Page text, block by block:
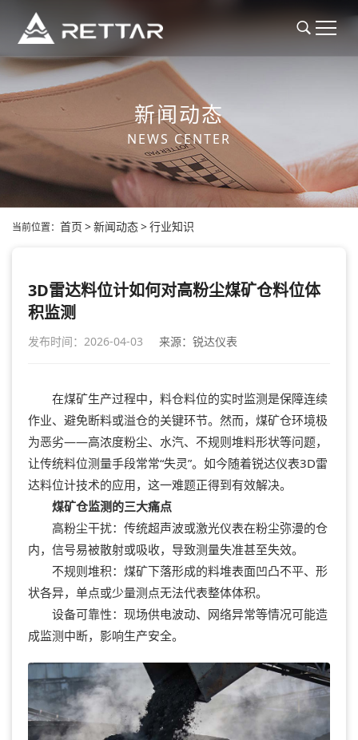
新闻动态
NEWS CENTER
当前位置： 首页 >新闻动态>行业知识
3D雷达料位计如何对高粉尘煤矿仓料位体
积监测
发布时间：2026-04-03 来源：锐达仪表
在煤矿生产过程中，料仓料位的实时监测是保障连续
作业、避免断料或溢仓的关键环节。然而，煤矿仓环境极
为恶劣——高浓度粉尘、水汽、不规则堆料形状等问题，
让传统料位测量手段常常“失灵”。如今随着锐达仪表3D雷
达料位计技术的应用，这一难题正得到有效解决。
煤矿仓监测的三大痛点
高粉尘干扰：传统超声波或激光仪表在粉尘弥漫的仓
内，信号易被散射或吸收，导致测量失准甚至失效。
不规则堆积：煤矿下落形成的料堆表面凹凸不平、形
状各异，单点或少量测点无法代表整体体积。
设备可靠性：现场供电波动、网络异常等情况可能造
成监测中断，影响生产安全。